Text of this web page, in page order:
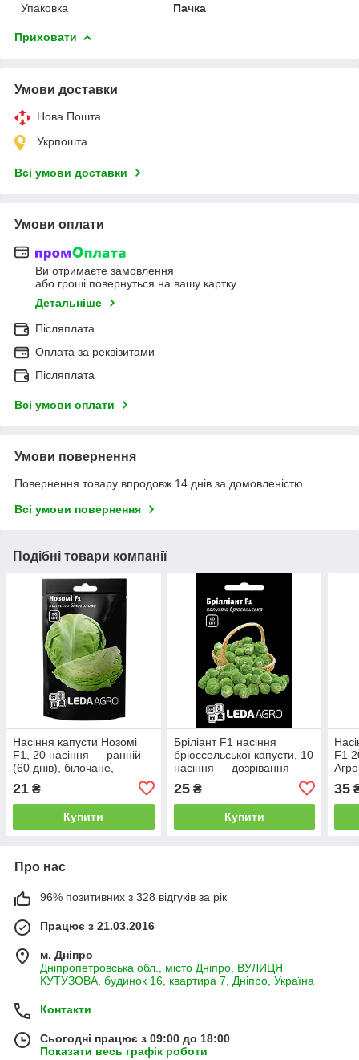
Упаковка
Пачка
Приховати
Умови доставки
Нова Пошта
Укрпошта
Всі умови доставки
Умови оплати
Ви отримаєте замовлення
або гроші повернуться на вашу картку
Детальніше
Післяплата
Оплата за реквізитами
Післяплата
Всі умови оплати
Умови повернення
Повернення товару впродовж 14 днів за домовленістю
Всі умови повернення
Подібні товари компанії
Насіння капусти Нозомі
F1, 20 насіння — ранній
(60 днів), білочане,
21 ₴
Купити
Бріліант F1 насіння
брюссельської капусти, 10
насіння — дозрівання
LEDAAGRO
25₴
Купити
F1
35
Про нас
96% позитивних з 328 відгуків за рік
Працює з 21.03.2016
м. Дніпро
Дніпропетровська обл., місто Дніпро, ВУЛИЦЯ
КУТУЗОВА, будинок 16, квартира 7, Дніпро, Україна
Контакти
Сьогодні працює з 09:00 до 18:00
Показати весь графік роботи